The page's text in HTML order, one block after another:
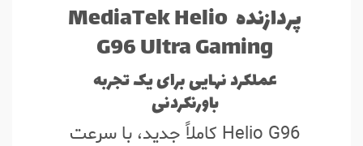
پردازنده MediaTek Helio
G96 Ultra Gaming
عملکرد نهایی برای یک تجربه
باورنکردنی
Helio G96 کاملاً جدید، با سرعت